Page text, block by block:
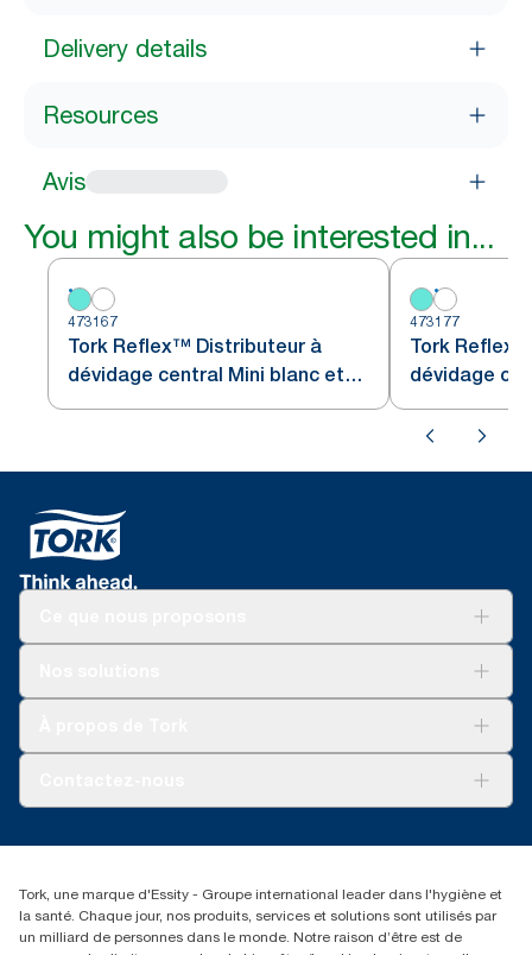
Delivery details
Resources
Avis
You might also be interested in...
473167
Tork Reflex™ Distributeur à
dévidage central Mini blanc et
turquoise M3
473177
Tork
dévidage
Réclamation pour distributeurs
02 766 05 30
Essity Belgium NV
Berkenlaan 8B
1831 MACHELEN
Tork, une marque d'Essity - Groupe international leader dans l'hygiène et
la santé. Chaque jour, nos produits, services et solutions sont utilisés par
un milliard de personnes dans le monde. Notre raison d’être est de